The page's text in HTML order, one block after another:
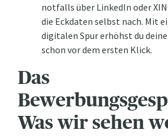
notfalls über LinkedIn oder
die Eckdaten selbst nach. Mit
digitalen Spur erhöhst du deine
schon vor dem ersten Klick.
Das
Was wir sehen